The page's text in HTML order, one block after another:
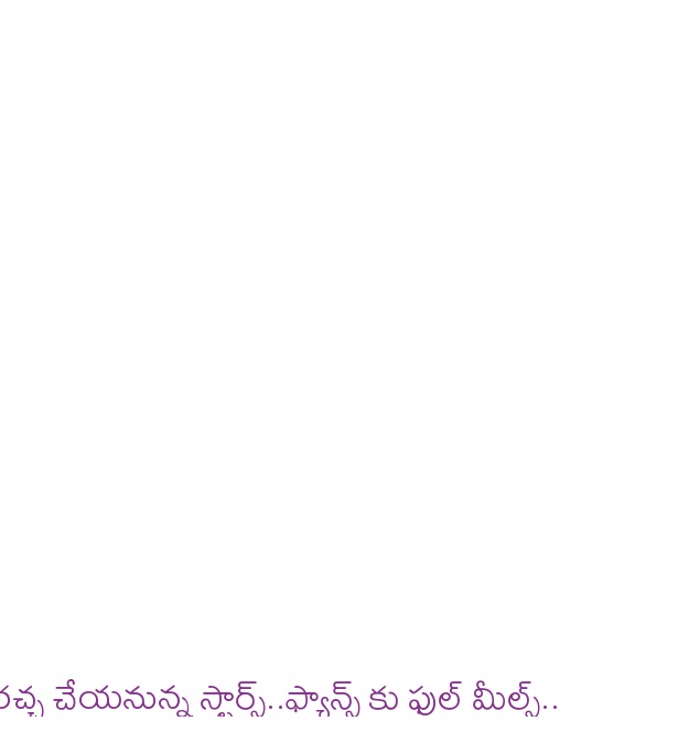
స్టార్స్..ఫ్యాన్స్ కు ఫుల్ మీల్స్..